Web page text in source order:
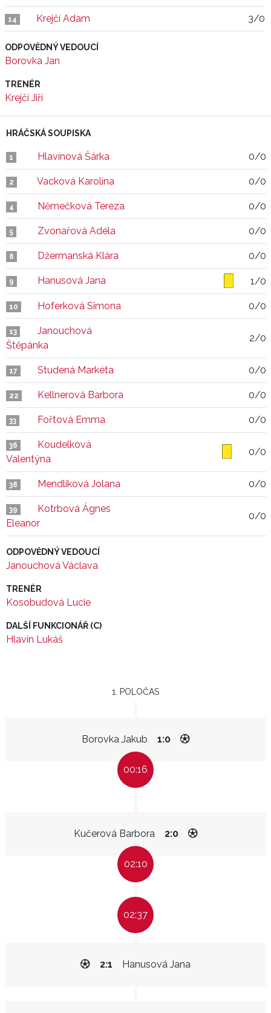
14 Krejčí Adam 3/0
ODPOVĚDNÝ VEDOUCÍ
Borovka Jan
TRENÉR
Krejčí Jiří
HRÁČSKÁ SOUPISKA
1 Hlavínová Šárka 0/0
2 Vacková Karolína 0/0
4 Němečková Tereza 0/0
5 Zvonařová Adéla 0/0
8 Džermanská Klára 0/0
9 Hanusová Jana 1/0
10 Hoferková Simona 0/0
13
Janouchová
Štěpánka
2/0
17 Studená Markéta 0/0
22 Kellnerová Barbora 0/0
33 Fořtová Emma 0/0
36
Koudelková
Valentýna
0/0
38 Mendlíková Jolana 0/0
39
Kotrbová Ágnes
Eleanor
0/0
ODPOVĚDNÝ VEDOUCÍ
Janouchová Václava
TRENÉR
Kosobudová Lucie
DALŠÍ FUNKCIONÁŘ (C)
Hlavín Lukáš
1. POLOČAS
Borovka Jakub 1:0
00:16
Kučerová Barbora 2:0
02:10
02:37
Hanusová Jana
2:1